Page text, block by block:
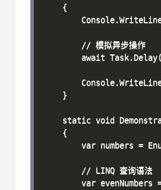
    {
        // 模拟异步操作
await
    }
static void
    {
var numbers =
        // LINQ 查询语法
var evenNumbers